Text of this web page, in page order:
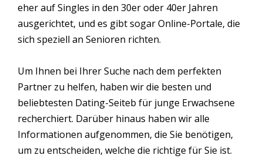
eher auf Singles in den 30er oder 40er Jahren
ausgerichtet, und es gibt sogar Online-Portale, die
sich speziell an Senioren richten.
Um Ihnen bei Ihrer Suche nach dem perfekten
Partner zu helfen, haben wir die besten und
beliebtesten Dating-Seiteb für junge Erwachsene
recherchiert. Darüber hinaus haben wir alle
Informationen aufgenommen, die Sie benötigen,
um zu entscheiden, welche die richtige für Sie ist.